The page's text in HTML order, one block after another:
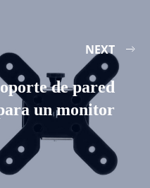
NEXT
de pared
un monitor